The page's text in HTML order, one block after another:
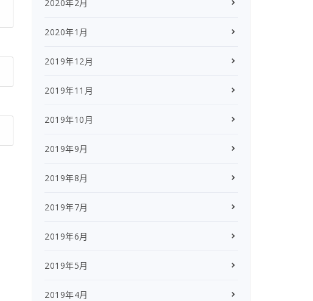
2020年2月
2020年1月
2019年12月
2019年11月
2019年10月
2019年9月
2019年8月
2019年7月
2019年6月
2019年5月
2019年4月